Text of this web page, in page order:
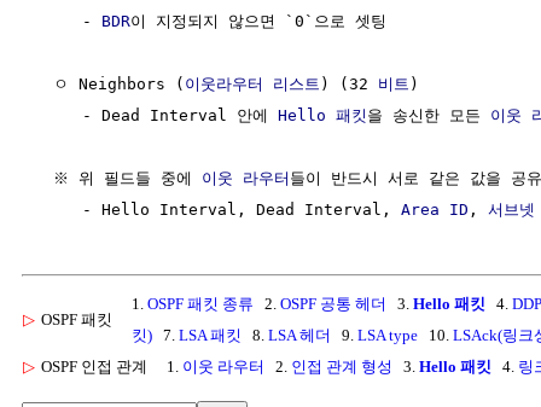
     -
BDR이 지정되지 않으면 `0`으로 셋팅
  ㅇ Neighbors (
이웃라우터 리스트 ) (32 비트 )
     - Dead Interval 안에
Hello 패킷 을 송신한 모든 이웃
  ※ 위 필드들 중에
이웃 라우터 들이 반드시 서로 같은 값을 공
     - Hello Interval, Dead Interval,
Area ID , 서브
▷ OSPF 패킷
1. OSPF 패킷 종류 2. OSPF 공통 헤더 3. Hello 패킷 4.
킷) 7. LSA 패킷 8. LSA 헤더 9. LSA type 10. LSAck(링크
▷ OSPF 인접 관계 1. 이웃 라우터 2. 인접 관계 형성 3. Hello 패킷 4. 링